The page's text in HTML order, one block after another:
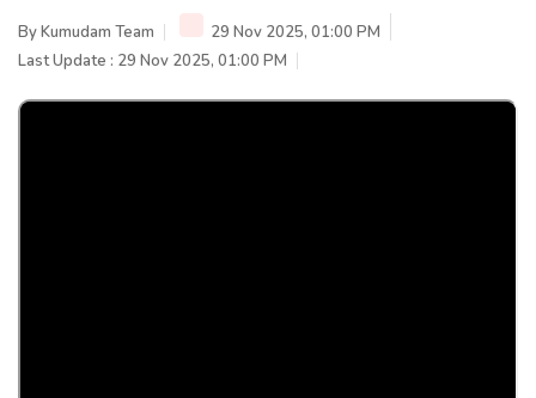
ByKumudam Team
29 Nov 2025, 01:00 PM
Last Update : 29 Nov 2025, 01:00 PM